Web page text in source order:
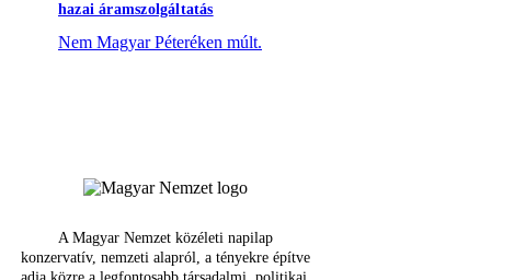
hazai áramszolgáltatás
Nem Magyar Péteréken múlt.
A Magyar Nemzet közéleti napilap
konzervatív, nemzeti alapról, a tényekre építve